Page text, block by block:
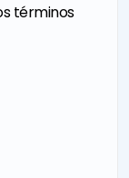
términos